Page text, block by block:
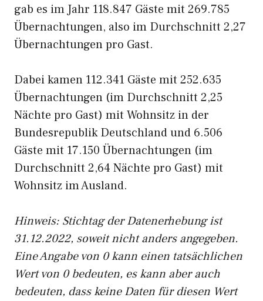
gab es im Jahr 118.847 Gäste mit 269.785
Übernachtungen, also im Durchschnitt 2,27
Übernachtungen pro Gast.
Dabei kamen 112.341 Gäste mit 252.635
Übernachtungen (im Durchschnitt 2,25
Nächte pro Gast) mit Wohnsitz in der
Bundesrepublik Deutschland und 6.506
Gäste mit 17.150 Übernachtungen (im
Durchschnitt 2,64 Nächte pro Gast) mit
Wohnsitz im Ausland.
Hinweis: Stichtag der Datenerhebung ist
31.12.2022, soweit nicht anders angegeben.
Eine Angabe von 0 kann einen tatsächlichen
Wert von 0 bedeuten, es kann aber auch
bedeuten, dass keine Daten für diesen Wert